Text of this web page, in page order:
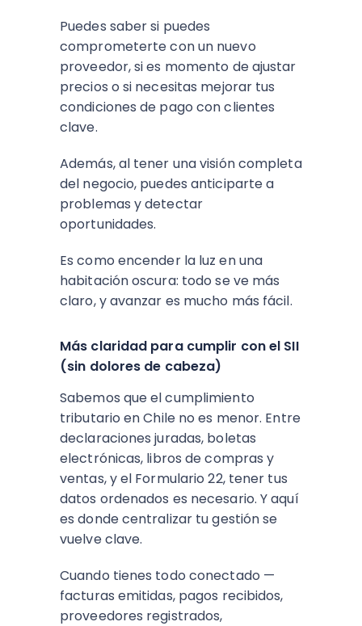
Puedes saber si puedes
comprometerte con un nuevo
proveedor, si es momento de ajustar
precios o si necesitas mejorar tus
condiciones de pago con clientes
clave.
Además, al tener una visión completa
del negocio, puedes anticiparte a
problemas y detectar
oportunidades.
Es como encender la luz en una
habitación oscura: todo se ve más
claro, y avanzar es mucho más fácil.
Más claridad para cumplir con el SII
(sin dolores de cabeza)
Sabemos que el cumplimiento
tributario en Chile no es menor. Entre
declaraciones juradas, boletas
electrónicas, libros de compras y
ventas, y el Formulario 22, tener tus
datos ordenados es necesario. Y aquí
es donde centralizar tu gestión se
vuelve clave.
Cuando tienes todo conectado —
facturas emitidas, pagos recibidos,
proveedores registrados,